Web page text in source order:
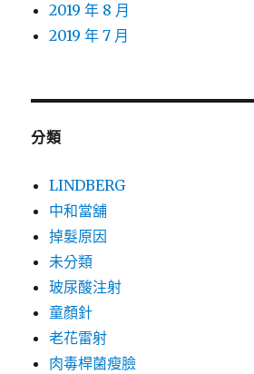
2019 年 8 月
2019 年 7 月
分類
LINDBERG
中和當舖
掉髮原因
未分類
玻尿酸注射
童顏針
老花雷射
肉毒桿菌瘦臉